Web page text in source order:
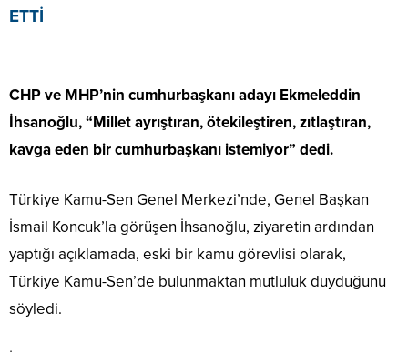
ETTİ
CHP ve MHP’nin cumhurbaşkanı adayı Ekmeleddin
İhsanoğlu, “Millet ayrıştıran, ötekileştiren, zıtlaştıran,
kavga eden bir cumhurbaşkanı istemiyor” dedi.
Türkiye Kamu-Sen Genel Merkezi’nde, Genel Başkan
İsmail Koncuk’la görüşen İhsanoğlu, ziyaretin ardından
yaptığı açıklamada, eski bir kamu görevlisi olarak,
Türkiye Kamu-Sen’de bulunmaktan mutluluk duyduğunu
söyledi.